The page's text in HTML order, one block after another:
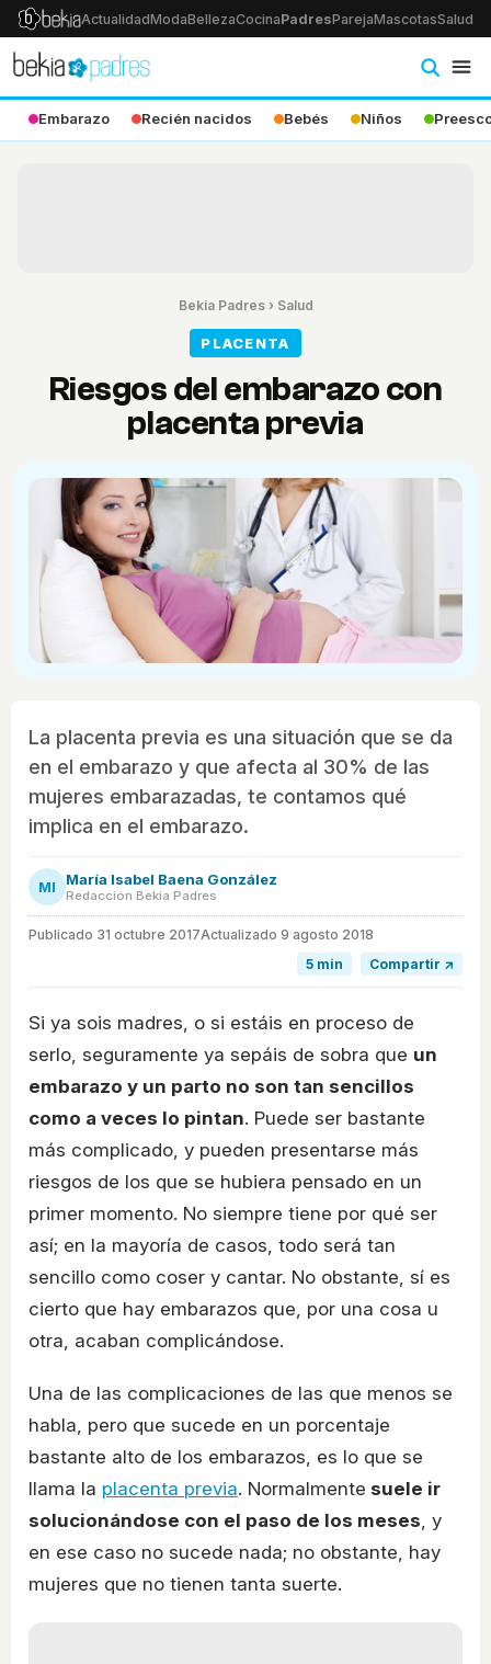
ActualidadModaBellezaCocinaPadresParejaMascotasSalud
Embarazo Recién nacidos Bebés Niños
Bekia Padres› Salud
PLACENTA
Riesgos del embarazo con
placenta previa
La placenta previa es una situación que se da
en el embarazo y que afecta al 30% de las
mujeres embarazadas, te contamos qué
implica en el embarazo.
MI María Isabel Baena González
Redacción Bekia Padres
Publicado 31 octubre 2017Actualizado 9 agosto 2018
5 min
Compartir ↗
Si ya sois madres, o si estáis en proceso de
serlo, seguramente ya sepáis de sobra que un
embarazo y un parto no son tan sencillos
como a veces lo pintan. Puede ser bastante
más complicado, y pueden presentarse más
riesgos de los que se hubiera pensado en un
primer momento. No siempre tiene por qué ser
así; en la mayoría de casos, todo será tan
sencillo como coser y cantar. No obstante, sí es
cierto que hay embarazos que, por una cosa u
otra, acaban complicándose.
Una de las complicaciones de las que menos se
habla, pero que sucede en un porcentaje
bastante alto de los embarazos, es lo que se
llama la placenta previa. Normalmente suele ir
solucionándose con el paso de los meses, y
en ese caso no sucede nada; no obstante, hay
mujeres que no tienen tanta suerte.